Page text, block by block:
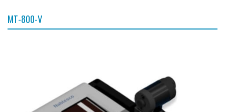
MT-800-V